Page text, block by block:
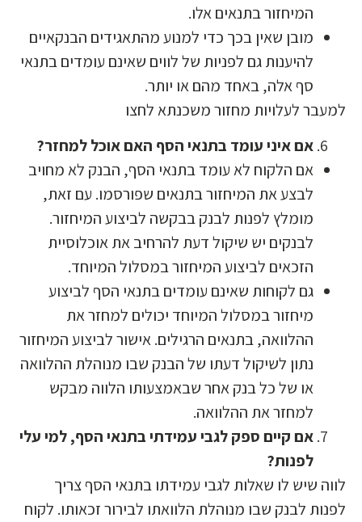
המיחזור בתנאים אלו.
מובן שאין בכך כדי למנוע מהתאגידים הבנקאיים
להיענות גם לפניות של לווים שאינם עומדים בתנאי
סף אלה, באחד מהם או יותר.
לעלויות מחזור משכנתא לחצו
אם איני עומד בתנאי הסף האם אוכל למחזר?
אם הלקוח לא עומד בתנאי הסף, הבנק לא מחויב
לבצע את המיחזור בתנאים שפורסמו. עם זאת,
מומלץ לפנות לבנק בבקשה לביצוע המיחזור.
לבנקים יש שיקול דעת להרחיב את אוכלוסיית
הזכאים לביצוע המיחזור במסלול המיוחד.
גם לקוחות שאינם עומדים בתנאי הסף לביצוע
מיחזור במסלול המיוחד יכולים למחזר את
ההלוואה, בתנאים הרגילים. אישור לביצוע המיחזור
נתון לשיקול דעתו של הבנק שבו מנוהלת ההלוואה
או של כל בנק אחר שבאמצעותו הלווה מבקש
למחזר את ההלוואה.
אם קיים ספק לגבי עמידתי בתנאי הסף, למי עלי
לפנות?
שיש לו שאלות לגבי עמידתו בתנאי הסף צריך
לבנק שבו מנוהלת הלוואתו לבירור זכאותו. לקוח